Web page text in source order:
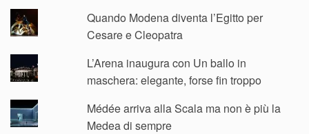
Quando Modena diventa l’Egitto per
Cesare e Cleopatra
L’Arena inaugura con Un ballo in
maschera: elegante, forse fin troppo
Médée arriva alla Scala ma non è più la
Medea di sempre